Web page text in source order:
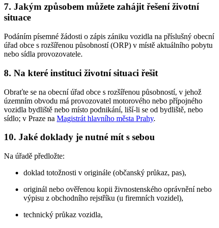
7. Jakým způsobem můžete zahájit řešení životní
situace
Podáním písemné žádosti o zápis zániku vozidla na příslušný obecní
úřad obce s rozšířenou působností (ORP) v místě aktuálního pobytu
nebo sídla provozovatele.
8. Na které instituci životní situaci řešit
Obraťte se na obecní úřad obce s rozšířenou působností, v jehož
územním obvodu má provozovatel motorového nebo přípojného
vozidla bydliště nebo místo podnikání, liší-li se od bydliště, nebo
sídlo; v Praze na Magistrát hlavního města Prahy.
10. Jaké doklady je nutné mít s sebou
Na úřadě předložte:
doklad totožnosti v originále (občanský průkaz, pas),
originál nebo ověřenou kopii živnostenského oprávnění nebo
výpisu z obchodního rejstříku (u firemních vozidel),
technický průkaz vozidla,